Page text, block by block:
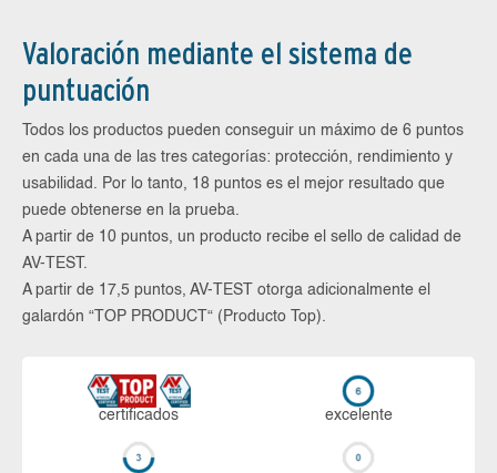
Valoración mediante el sistema de
puntuación
Todos los productos pueden conseguir un máximo de 6 puntos
en cada una de las tres categorías: protección, rendimiento y
usabilidad. Por lo tanto, 18 puntos es el mejor resultado que
puede obtenerse en la prueba.
A partir de 10 puntos, un producto recibe el sello de calidad de
AV-TEST.
A partir de 17,5 puntos, AV-TEST otorga adicionalmente el
galardón “TOP PRODUCT“ (Producto Top).
certi­ficados ex­ce­len­te